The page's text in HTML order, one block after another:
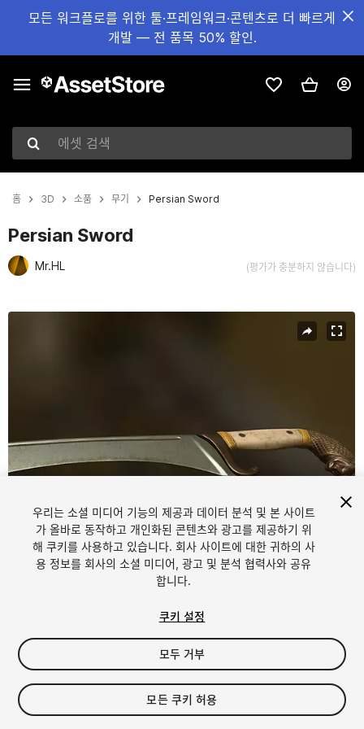
모든 워크플로를 위한 툴·프레임워크·콘텐츠로 더 빠르게
개발 — 전 품목 50% 할인.
에셋 검색
홈 3D 소품 무기 Persian Sword
Persian Sword
Mr.HL (평가가 충분하지 않습니다)
/5
$4.99
우리는 소셜 미디어 기능의 제공과 데이터 분석 및 본 사이트
가 올바로 동작하고 개인화된 콘텐츠와 광고를 제공하기 위
해 쿠키를 사용하고 있습니다. 회사 사이트에 대한 귀하의 사
용 정보를 회사의 소셜 미디어, 광고 및 분석 협력사와 공유
합니다.
쿠키 설정
모두 거부
모든 쿠키 허용